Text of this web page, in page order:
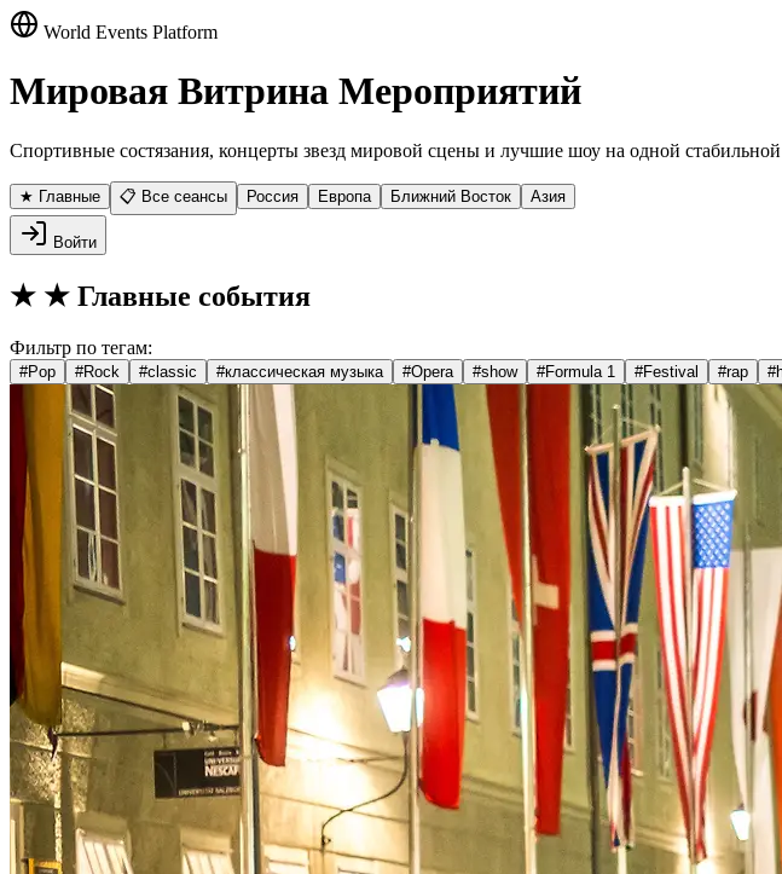
World Events Platform
Мировая Витрина Мероприятий
Спортивные состязания, концерты звезд мировой сцены и лучшие шоу на одной
★ Главные 📋 Все сеансы Россия Европа Ближний Восток Азия
Войти
★ ★ Главные события
Фильтр по тегам:
#Pop #Rock #classic #классическая музыка #Opera #show #Formula 1 #Festival #rap #